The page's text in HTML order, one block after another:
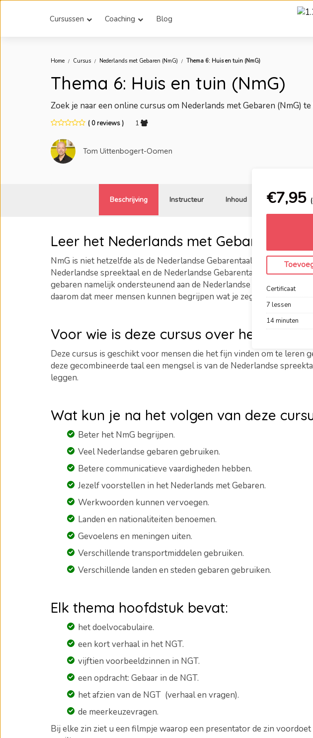
Cursussen Coaching Blog
Home Cursus Nederlands met Gebaren (NmG) Thema 6: Huis en tuin (NmG)
Thema 6: Huis en tuin (NmG)
Zoek je naar een online cursus om Nederlands met Gebaren (NmG)
( 0 reviews ) 1
Tom Uittenbogert-Oomen
€7,95
Certificaat
7 lessen
14 minuten
Beschrijving Instructeur Inhoud Reviews
Leer het Nederlands met Gebaren (NmG)
NmG is niet hetzelfde als de Nederlandse Gebarentaal. Het
Nederlandse spreektaal en de Nederlandse Gebarentaal. Dit is dus
gebaren namelijk ondersteunend aan de Nederlandse spreektaal of
daarom dat meer mensen kunnen begrijpen wat je zegt of gebaart.
Voor wie is deze cursus over het NmG?
Deze cursus is geschikt voor mensen die het fijn vinden om te leren
deze gecombineerde taal een mengsel is van de Nederlandse
leggen.
Wat kun je na het volgen van deze
Beter het NmG begrijpen.
Veel Nederlandse gebaren gebruiken.
Betere communicatieve vaardigheden hebben.
Jezelf voorstellen in het Nederlands met Gebaren.
Werkwoorden kunnen vervoegen.
Landen en nationaliteiten benoemen.
Gevoelens en meningen uiten.
Verschillende transportmiddelen gebruiken.
Verschillende landen en steden gebaren gebruiken.
Elk thema hoofdstuk bevat:
het doelvocabulaire.
een kort verhaal in het NGT.
vijftien voorbeeldzinnen in NGT.
een opdracht: Gebaar in de NGT.
het afzien van de NGT (verhaal en vragen).
de meerkeuzevragen.
Bij elke zin ziet u een filmpje waarop een presentator de zin